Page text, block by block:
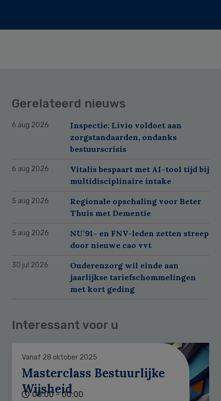
Gerelateerd nieuws
6 aug 2026
Inspectie: Livio voldoet aan
zorgstandaarden, ondanks
bestuurscrisis
6 aug 2026
Vitalis bespaart met AI-tool tijd bij
multidisciplinaire intake
5 aug 2026
Regionale opschaling voor Beter
Thuis met Dementie
5 aug 2026
NU’91- en FNV-leden zetten streep
door nieuwe cao vvt
30 jul 2026
Ouderenzorg wil einde aan
jaarlijkse tariefschommelingen
met kort geding
Interessant voor u
Vanaf 28 oktober 2025
Masterclass Bestuurlijke
Wijsheid
00:00 - 00:00